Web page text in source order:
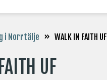
i Norrtälje » WALK IN FAITH UF
UF